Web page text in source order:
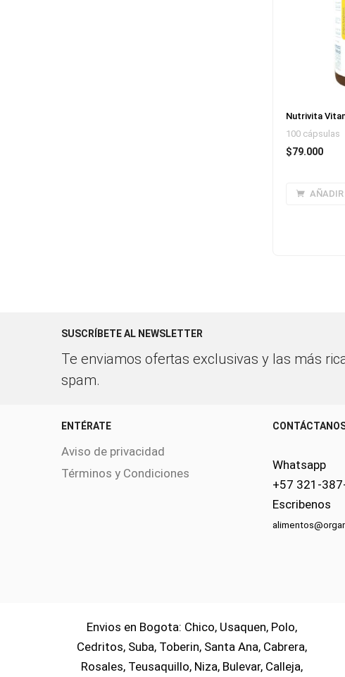
Nutrivita
100 cápsulas
$79.000
AÑADIR
SUSCRÍBETE AL NEWSLETTER
Te enviamos ofertas exclusivas y las más
spam.
ENTÉRATE
Aviso de privacidad
Términos y Condiciones
Whatsapp
+57 321-
Escribenos
Envios en Bogota: Chico, Usaquen, Polo,
Cedritos, Suba, Toberin, Santa Ana, Cabrera,
Rosales, Teusaquillo, Niza, Bulevar, Calleja,